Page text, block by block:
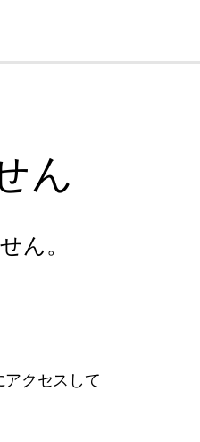
ん
ん。
クセスして